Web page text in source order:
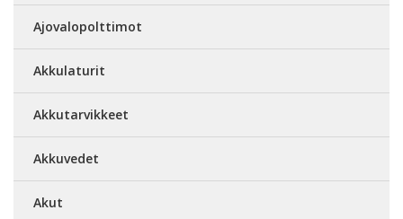
Ajovalopolttimot
Akkulaturit
Akkutarvikkeet
Akkuvedet
Akut